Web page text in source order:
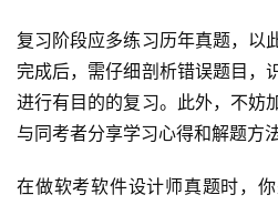
复习阶段应多练习历年真题，以
完成后，需仔细剖析错误题目，
进行有目的的复习。此外，不妨
与同考者分享学习心得和解题方
在做软考软件设计师真题时，